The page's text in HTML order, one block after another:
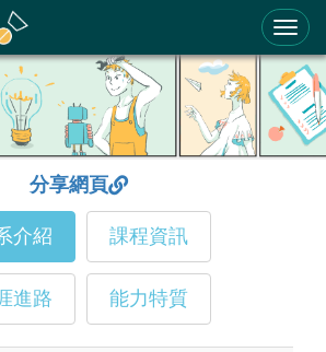
中育才輔助系統
分享網頁
介紹 課程資訊
進路 能力特質